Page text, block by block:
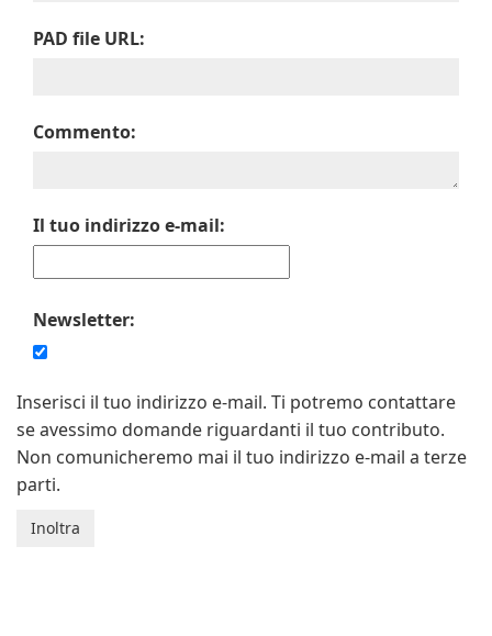
PAD file URL:
Commento:
Il tuo indirizzo e-mail:
Newsletter:
Inserisci il tuo indirizzo e-mail. Ti potremo contattare
se avessimo domande riguardanti il tuo contributo.
Non comunicheremo mai il tuo indirizzo e-mail a terze
parti.